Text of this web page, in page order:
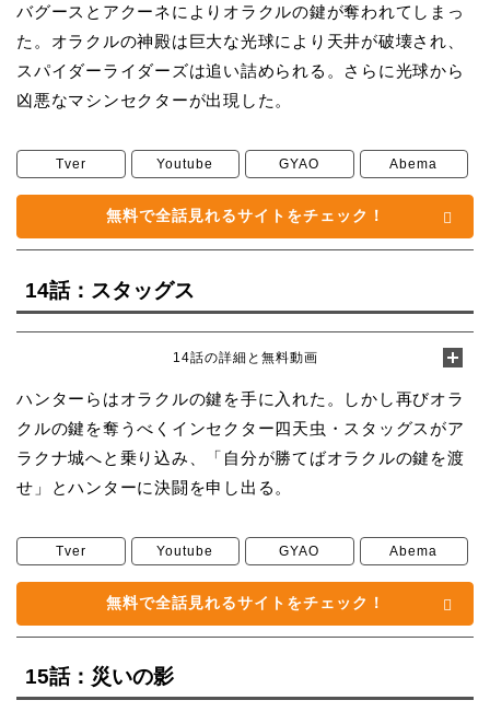
バグースとアクーネによりオラクルの鍵が奪われてしまっ
た。オラクルの神殿は巨大な光球により天井が破壊され、
スパイダーライダーズは追い詰められる。さらに光球から
凶悪なマシンセクターが出現した。
Tver Youtube GYAO Abema
無料で全話見れるサイトをチェック！
14話：スタッグス
14話の詳細と無料動画
ハンターらはオラクルの鍵を手に入れた。しかし再びオラ
クルの鍵を奪うべくインセクター四天虫・スタッグスがア
ラクナ城へと乗り込み、「自分が勝てばオラクルの鍵を渡
せ」とハンターに決闘を申し出る。
Tver Youtube GYAO Abema
無料で全話見れるサイトをチェック！
15話：災いの影